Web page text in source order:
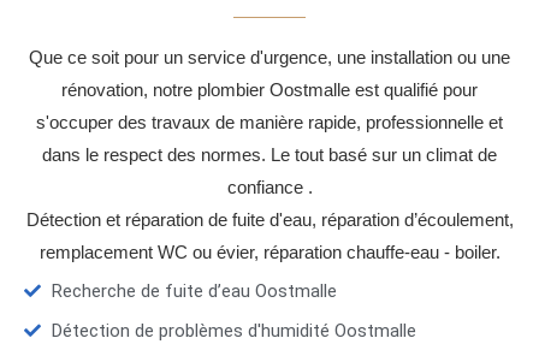
Que ce soit pour un service d'urgence, une installation ou une
rénovation, notre plombier Oostmalle est qualifié pour
s'occuper des travaux de manière rapide, professionnelle et
dans le respect des normes. Le tout basé sur un climat de
confiance .
Détection et réparation de fuite d'eau, réparation d’écoulement,
remplacement WC ou évier, réparation chauffe-eau - boiler.
Recherche de fuite d’eau Oostmalle
Détection de problèmes d'humidité Oostmalle